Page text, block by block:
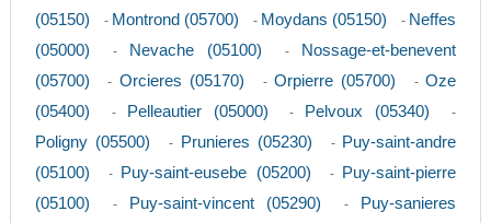
(05150)
- Montrond (05700) - Moydans (05150) - Neffes
(05000)
- Nevache (05100) -
Nossage-et-benevent
(05700)
- Orcieres (05170) - Orpierre (05700) -Oze
(05400)
- Pelleautier (05000) - Pelvoux (05340) -
Poligny (05500) - Prunieres (05230) - Puy-saint-andre
(05100)
- Puy-saint-eusebe (05200) -
Puy-saint-pierre
(05100)
- Puy-saint-vincent (05290) -
Puy-sanieres